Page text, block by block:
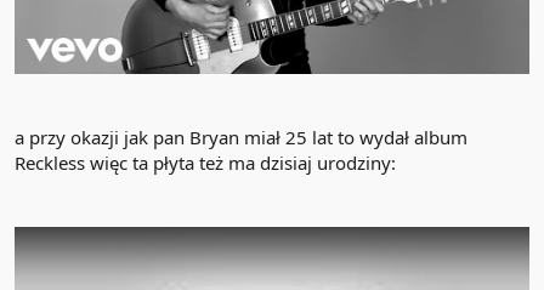
a przy okazji jak pan Bryan miał 25 lat to wydał album
Reckless więc ta płyta też ma dzisiaj urodziny: